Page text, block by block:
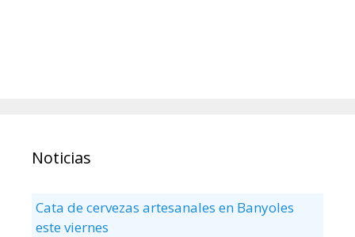
Noticias
Cata de cervezas artesanales en Banyoles
este viernes